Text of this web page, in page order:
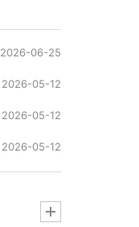
2026-06-25
2026-05-12
2026-05-12
2026-05-12